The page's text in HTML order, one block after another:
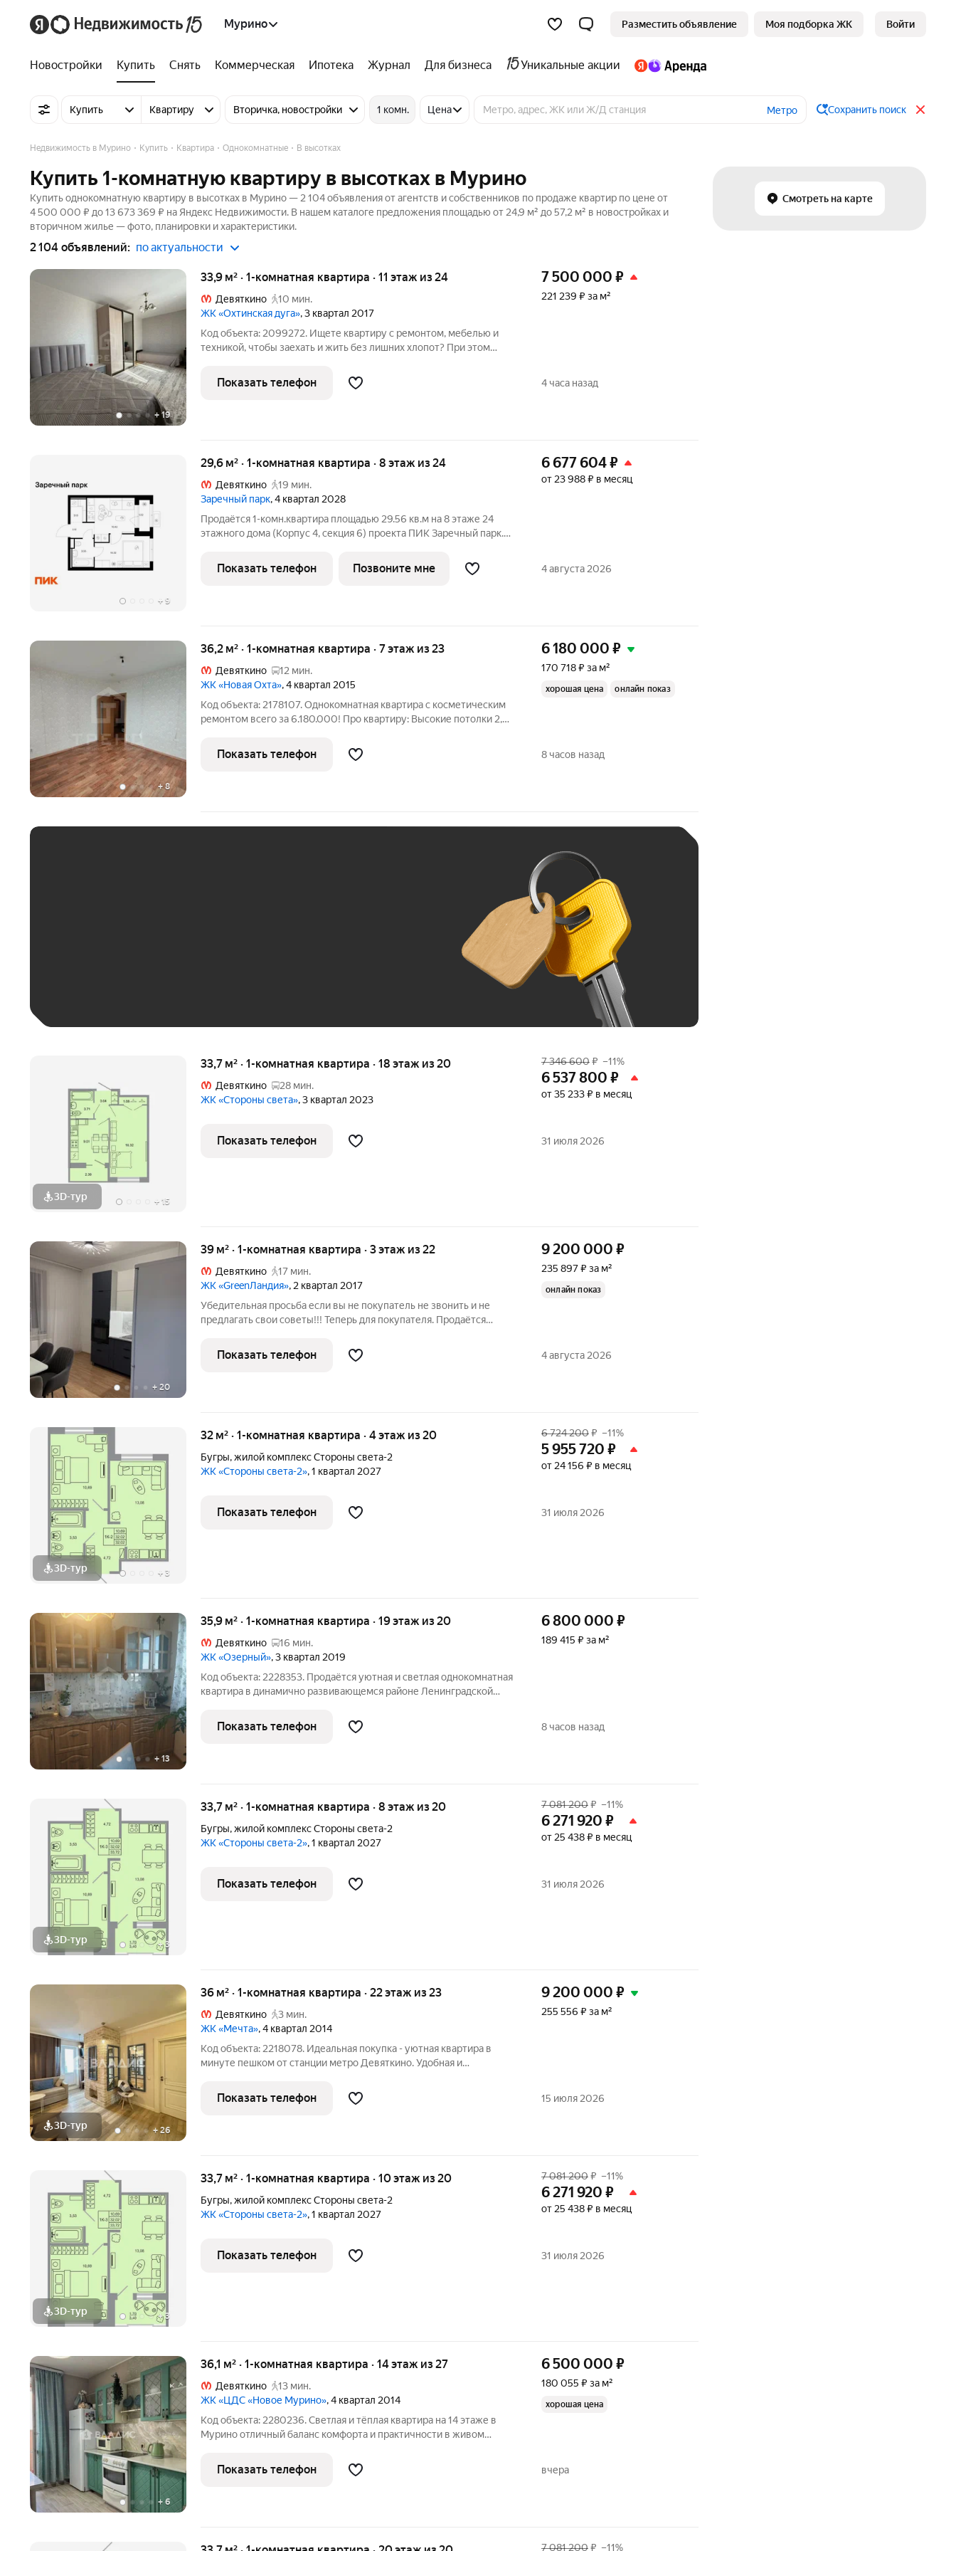
Мурино Разместить объявление Моя подборка ЖК Войти
Новостройки Купить Снять Коммерческая Ипотека Журнал Для бизнеса Уникальные акции
Купить Квартиру Вторичка, новостройки 1 комн. Цена Метро Сохранить поиск
Смотреть на карте
Недвижимость в Мурино Купить Квартира Однокомнатные В высотках
Купить 1-комнатную квартиру в высотках в Мурино
Купить однокомнатную квартиру в высотках в Мурино — 2 104 объявления от агентств и собственников по продаже квартир по цене от
4 500 000 ₽ до 13 673 369 ₽ на Яндекс Недвижимости. В нашем каталоге предложения площадью от 24,9 м² до 57,2 м² в новостройках и
вторичном жилье — фото, планировки и характеристики.
2 104 объявлений: по актуальности
+ 19
33,9 м² · 1-комнатная квартира · 11 этаж из 24
Девяткино
10 мин.
ЖК «Охтинская дуга», 3 квартал 2017
Код объекта: 2099272. Ищете квартиру с ремонтом, мебелью и
техникой, чтобы заехать и жить без лишних хлопот? При этом
В продаже - однокомнатная квартира 33,9 м в кирпично-
монолитном доме
7 500 000 ₽
221 239 ₽ за м²
Показать телефон 4 часа назад
+ 9
29,6 м² · 1-комнатная квартира · 8 этаж из 24
Девяткино
19 мин.
Заречный парк, 4 квартал 2028
Продаётся 1-комн.квартира площадью 29.56 кв.м на 8 этаже 24
этажного дома (Корпус 4, секция 6) проекта ПИК Заречный парк.
планировка, большие окна, с отделкой. Жилой квартал «Заречный
парк»
6 677 604₽
от 23 988 ₽ в месяц
Показать телефон Позвоните мне 4 августа 2026
+8
36,2 м² · 1-комнатная квартира · 7 этаж из 23
Девяткино
12 мин.
ЖК «Новая Охта», 4 квартал 2015
Код объекта: 2178107. Однокомнатная квартира с косметическим
ремонтом всего за 6.180.000! Про квартиру: Высокие потолки 2,7
расположение квартиры Седьмой этаж обеспечит тишину и
приватность, но в
6 180 000 ₽
170 718 ₽ за м²
хорошая цена онлайн показ
Показать телефон 8 часов назад
3D-тур + 15
33,7 м² · 1-комнатная квартира · 18 этаж из 20
Девяткино
28 мин.
ЖК «Стороны света», 3 квартал 2023
7 346 600₽ –11%
6 537 800 ₽
от 35 233 ₽ в месяц
Показать телефон 31 июля 2026
+ 20
39 м² · 1-комнатная квартира · 3 этаж из 22
Девяткино
17 мин.
ЖК «GreenЛандия», 2 квартал 2017
Убедительная просьба если вы не покупатель не звонить и не
предлагать свои советы!!! Теперь для покупателя. Продаётся
комфортной жизни. Вход в дом осуществляется с двух сторон,
страны Проезжей
9 200 000 ₽
235 897 ₽ за м²
онлайн показ
Показать телефон 4 августа 2026
3D-тур + 3
32 м² · 1-комнатная квартира · 4 этаж из 20
Бугры,жилой комплекс Стороны света-2
ЖК «Стороны света-2», 1 квартал 2027
6 724 200₽ –11%
5 955 720 ₽
от 24 156 ₽ в месяц
Показать телефон 31 июля 2026
+ 13
35,9 м² · 1-комнатная квартира · 19 этаж из 20
Девяткино
16 мин.
ЖК «Озерный», 3 квартал 2019
Код объекта: 2228353. Продаётся уютная и светлая однокомнатная
квартира в динамично развивающемся районе Ленинградской
удобство. Квартира расположена по адресу: деревня Новое
Девяткино,
6 800 000 ₽
189 415 ₽ за м²
Показать телефон 8 часов назад
3D-тур +3
33,7 м² · 1-комнатная квартира · 8 этаж из 20
Бугры,жилой комплекс Стороны света-2
ЖК «Стороны света-2», 1 квартал 2027
7 081 200₽ –11%
6 271 920 ₽
от 25 438 ₽ в месяц
Показать телефон 31 июля 2026
3D-тур +26
36 м² · 1-комнатная квартира · 22 этаж из 23
Девяткино
3 мин.
ЖК «Мечта», 4 квартал 2014
Код объекта: 2218078. Идеальная покупка - уютная квартира в
минуте пешком от станции метро Девяткино. Удобная и
монолитный Закрытая территория Крытый пятиуровневый
паркинг О квартире:
9 200 000 ₽
255 556 ₽ за м²
Показать телефон 15 июля 2026
3D-тур +3
33,7 м² · 1-комнатная квартира · 10 этаж из 20
Бугры,жилой комплекс Стороны света-2
ЖК «Стороны света-2», 1 квартал 2027
7 081 200₽ –11%
6 271 920 ₽
от 25 438 ₽ в месяц
Показать телефон 31 июля 2026
+6
36,1 м² · 1-комнатная квартира · 14 этаж из 27
Девяткино
13 мин.
ЖК «ЦДС «Новое Мурино», 4 квартал 2014
Код объекта: 2280236. Светлая и тёплая квартира на 14 этаже в
Мурино отличный баланс комфорта и практичности в живом
окон создают ощущение уюта и порядка с первого шага. В комнате
22 м
6 500 000 ₽
180 055 ₽ за м²
хорошая цена
Показать телефон вчера
7 081 200₽ –11%